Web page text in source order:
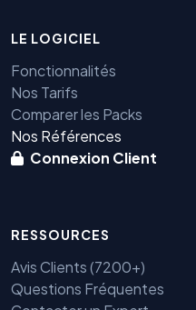
LE LOGICIEL
Fonctionnalités
Nos Tarifs
Comparer les Packs
Nos Références
Connexion Client
RESSOURCES
Avis Clients (7200+)
Questions Fréquentes